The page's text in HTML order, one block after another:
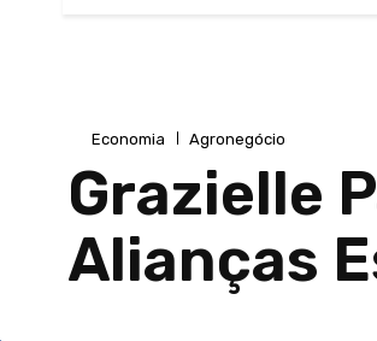
Economia Agronegócio
Grazielle
Alianças